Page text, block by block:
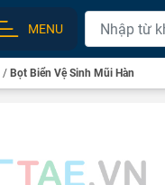
MENU
/ Bọt Biển Vệ Sinh Mũi Hàn